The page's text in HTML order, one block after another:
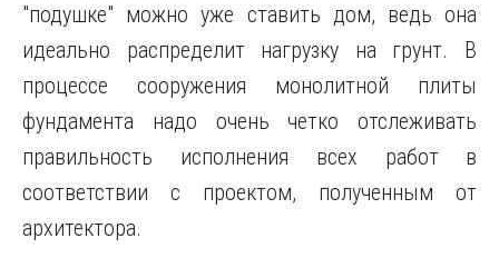
"подушке" можно уже ставить дом, ведь она
идеально распределит нагрузку на грунт. В
процессе сооружения монолитной плиты
фундамента надо очень четко отслеживать
правильность исполнения всех работ в
соответствии с проектом, полученным от
архитектора.